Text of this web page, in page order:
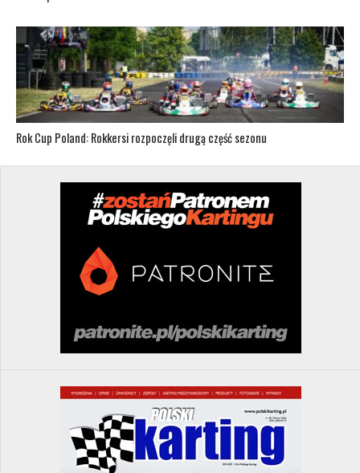
Rok Cup Poland: Rokkersi rozpoczęli drugą część sezonu